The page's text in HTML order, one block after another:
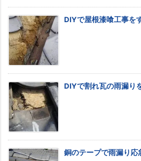
DIYで屋根漆喰工事を
DIYで割れ瓦の雨漏り
銅のテープで雨漏り応